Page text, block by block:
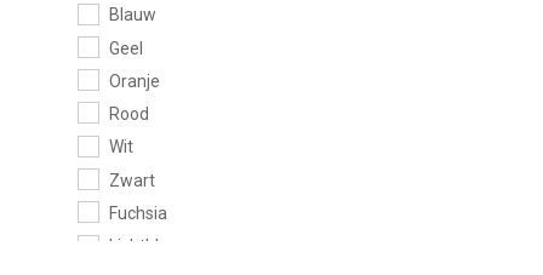
Blauw
Geel
Oranje
Rood
Wit
Zwart
Fuchsia
Lichtblauw